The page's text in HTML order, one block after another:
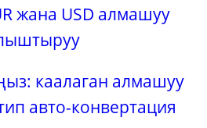
жана USD алмашуу
каалаган алмашуу
авто-конвертация